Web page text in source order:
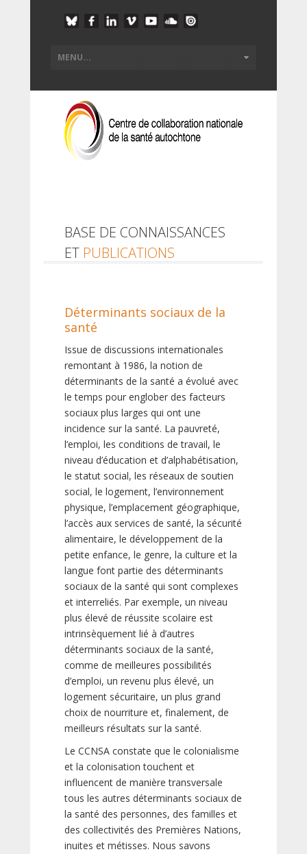
BASE DE CONNAISSANCES
ET PUBLICATIONS
Déterminants sociaux de la
santé
Issue de discussions internationales
remontant à 1986, la notion de
déterminants de la santé a évolué avec
le temps pour englober des facteurs
sociaux plus larges qui ont une
incidence sur la santé. La pauvreté,
l’emploi, les conditions de travail, le
niveau d’éducation et d’alphabétisation,
le statut social, les réseaux de soutien
social, le logement, l’environnement
physique, l’emplacement géographique,
l’accès aux services de santé, la sécurité
alimentaire, le développement de la
petite enfance, le genre, la culture et la
langue font partie des déterminants
sociaux de la santé qui sont complexes
et interreliés. Par exemple, un niveau
plus élevé de réussite scolaire est
intrinsèquement lié à d’autres
déterminants sociaux de la santé,
comme de meilleures possibilités
d’emploi, un revenu plus élevé, un
logement sécuritaire, un plus grand
choix de nourriture et, finalement, de
meilleurs résultats sur la santé.
Le CCNSA constate que le colonialisme
et la colonisation touchent et
influencent de manière transversale
tous les autres déterminants sociaux de
la santé des personnes, des familles et
des collectivités des Premières Nations,
inuites et métisses. Nous savons